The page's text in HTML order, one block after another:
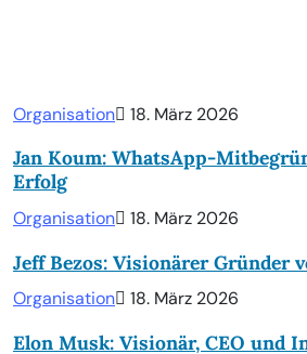
Organisation 18. März 2026
Jan Koum: WhatsApp-
Erfolg
Organisation 18. März 2026
Jeff Bezos: Visionärer Gründer
Organisation 18. März 2026
Elon Musk: Visionär, CEO und